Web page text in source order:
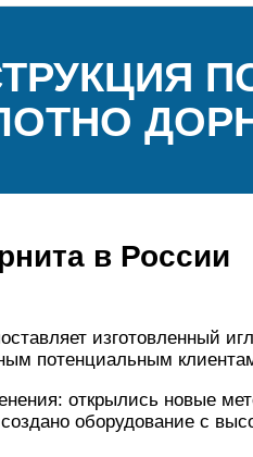
в России
изготовленный
потенциальным
открылись новые
оборудование с